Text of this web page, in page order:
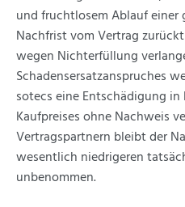
und fruchtlosem Ablauf einer
Nachfrist vom Vertrag
wegen Nichterfüllung
Schadensersatzanspruches
sotecs eine Entschädigung in
Kaufpreises ohne Nachweis
Vertragspartnern bleibt der
wesentlich niedrigeren
unbenommen.